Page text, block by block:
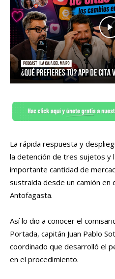
La rápida respuesta y
la detención de tres sujetos y
importante cantidad de
sustraída desde un camión
Antofagasta.
Así lo dio a conocer el
Portada, capitán Juan Pablo
coordinado que desarrolló el
en el procedimiento.